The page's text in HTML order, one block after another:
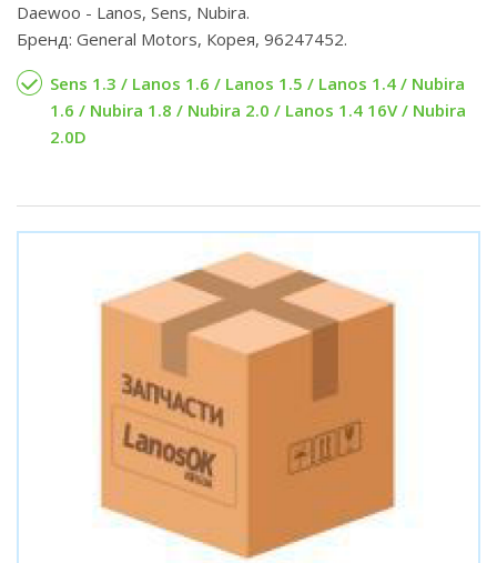
Daewoo - Lanos, Sens, Nubira.
Бренд: General Motors, Корея, 96247452.
Sens 1.3 / Lanos 1.6 / Lanos 1.5 / Lanos 1.4 / Nubira
1.6 / Nubira 1.8 / Nubira 2.0 / Lanos 1.4 16V / Nubira
2.0D